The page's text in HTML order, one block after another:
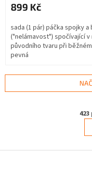
899 Kč
sada (1 pár) páčka spojky
("nelámavost") spočívající
původního tvaru při
pevná
423